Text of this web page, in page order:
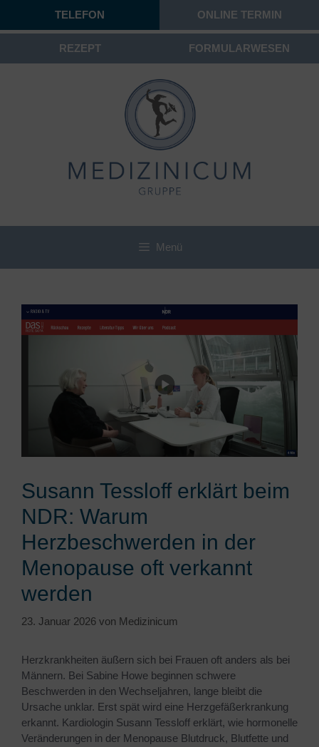
Menü
Susann Tessloff erklärt beim
NDR: Warum
Herzbeschwerden in der
Menopause oft verkannt
werden
23. Januar 2026 von Medizinicum
Herzkrankheiten äußern sich bei Frauen oft anders als bei
Männern. Bei Sabine Howe beginnen schwere
Beschwerden in den Wechseljahren, lange bleibt die
Ursache unklar. Erst spät wird eine Herzgefäßerkrankung
erkannt. Kardiologin Susann Tessloff erklärt, wie hormonelle
Veränderungen in der Menopause Blutdruck, Blutfette und
TELEFON ONLINE TERMIN
REZEPT FORMULARWESEN